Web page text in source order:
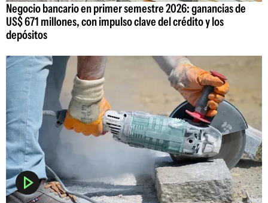
Negocio bancario en primer semestre 2026: ganancias de
US$ 671 millones, con impulso clave del crédito y los
depósitos